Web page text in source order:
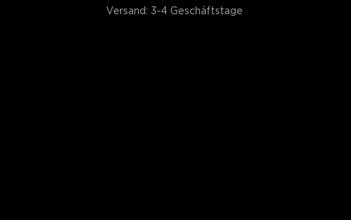
Versand: 3-4 Geschäftstage